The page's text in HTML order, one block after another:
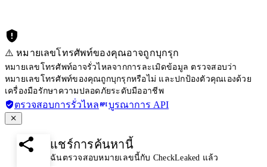
⚠️ หมายเลขโทรศัพท์ของคุณอาจถูกบุกรุก
หมายเลขโทรศัพท์อาจรั่วไหลจากการละเมิดข้อมูล ตรวจสอบว่า
หมายเลขโทรศัพท์ของคุณถูกบุกรุกหรือไม่ และปกป้องตัวคุณเองด้วย
เครื่องมือรักษาความปลอดภัยระดับมืออาชีพ
ตรวจสอบการรั่วไหล บูรณาการ API
แชร์การค้นหานี้
ฉันตรวจสอบหมายเลขนี้กับ CheckLeaked แล้ว